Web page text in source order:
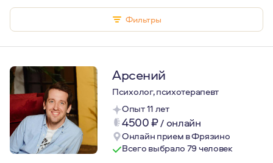
Фильтры
Арсений
Психолог, психотерапевт
Опыт 11 лет
4500₽/ онлайн
Онлайн прием в Фрязино
Всего выбрало 79 человек